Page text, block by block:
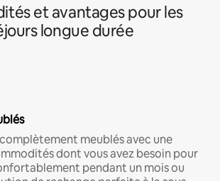
et avantages pour les
longue durée
meublés avec une
dont vous avez besoin pour
pendant un mois ou